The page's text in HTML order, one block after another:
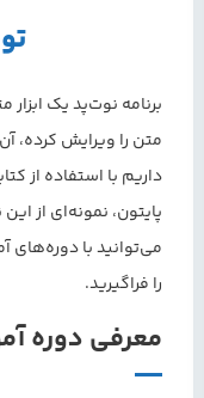
برنامه نوت‌پد یک
متن را ویرایش کرده،
پایتون، نمونه‌ای از
می‌توانید با دوره‌های
را فراگیرید.
معرفی دوره‌